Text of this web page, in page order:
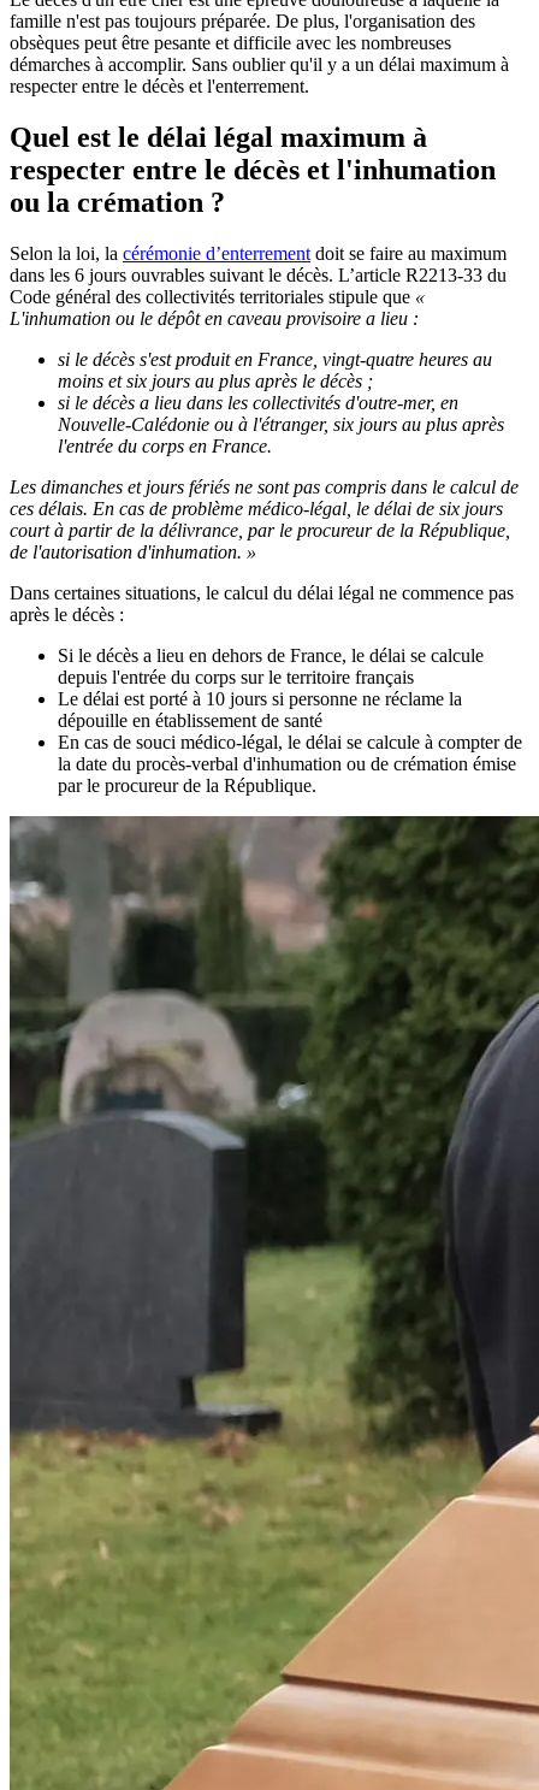
famille n'est pas toujours préparée. De plus, l'organisation des
obsèques peut être pesante et difficile avec les nombreuses
démarches à accomplir. Sans oublier qu'il y a un délai maximum à
respecter entre le décès et l'enterrement.
Quel est le délai légal maximum à
respecter entre le décès et l'inhumation
ou la crémation ?
Selon la loi, la cérémonie d’enterrement doit se faire au maximum
dans les 6 jours ouvrables suivant le décès. L’article R2213-33 du
Code général des collectivités territoriales stipule que «
L'inhumation ou le dépôt en caveau provisoire a lieu :
si le décès s'est produit en France, vingt-quatre heures au
moins et six jours au plus après le décès ;
si le décès a lieu dans les collectivités d'outre-mer, en
Nouvelle-Calédonie ou à l'étranger, six jours au plus après
l'entrée du corps en France.
Les dimanches et jours fériés ne sont pas compris dans le calcul de
ces délais. En cas de problème médico-légal, le délai de six jours
court à partir de la délivrance, par le procureur de la République,
de l'autorisation d'inhumation. »
Dans certaines situations, le calcul du délai légal ne commence pas
après le décès :
Si le décès a lieu en dehors de France, le délai se calcule
depuis l'entrée du corps sur le territoire français
Le délai est porté à 10 jours si personne ne réclame la
dépouille en établissement de santé
En cas de souci médico-légal, le délai se calcule à compter de
la date du procès-verbal d'inhumation ou de crémation émise
par le procureur de la République.